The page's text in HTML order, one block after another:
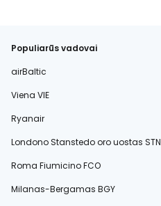
Populiarūs vadovai
airBaltic
Viena VIE
Ryanair
Londono Stanstedo oro uostas STN
Roma Fiumicino FCO
Milanas-Bergamas BGY